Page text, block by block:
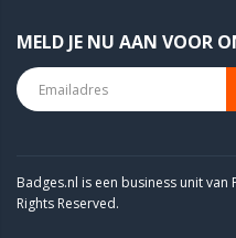
MELD JE NU AAN VOOR
Badges.nl is een business unit
Rights Reserved.